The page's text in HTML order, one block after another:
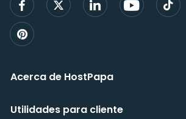
Acerca de HostPapa
Utilidades para cliente